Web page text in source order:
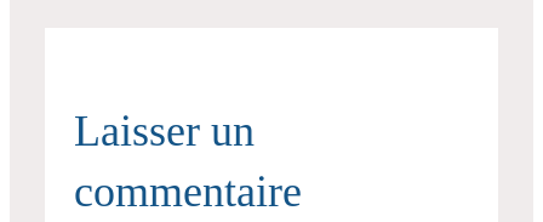
Laisser un
commentaire